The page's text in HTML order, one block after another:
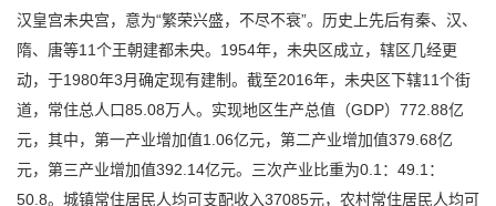
汉皇宫未央宫，意为“繁荣兴盛，不尽不衰”。历史上先后有秦、汉、
隋、唐等11个王朝建都未央。1954年，未央区成立，辖区几经更
动，于1980年3月确定现有建制。截至2016年，未央区下辖11个街
道，常住总人口85.08万人。实现地区生产总值（GDP）772.88亿
元，其中，第一产业增加值1.06亿元，第二产业增加值379.68亿
元，第三产业增加值392.14亿元。三次产业比重为0.1：49.1：
50.8。城镇常住居民人均可支配收入37085元，农村常住居民人均可